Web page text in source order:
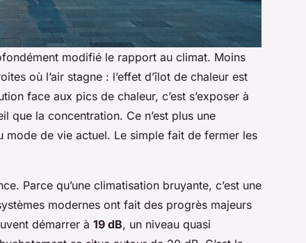
modifié le rapport au climat. Moins
où l’air stagne : l’effet d’îlot de chaleur est
face aux pics de chaleur, c’est s’exposer à
que la concentration. Ce n’est plus une
mode de vie actuel. Le simple fait de fermer les
Parce qu’une climatisation bruyante, c’est une
modernes ont fait des progrès majeurs
démarrer à 19 dB, un niveau quasi